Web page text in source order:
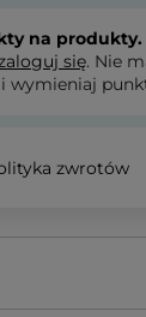
na produkty.
się. Nie
i wymieniaj
zwrotów